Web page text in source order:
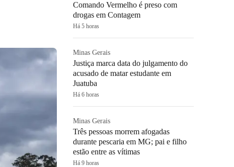
Comando Vermelho é preso com
drogas em Contagem
Há 5 horas
Minas Gerais
Justiça marca data do julgamento do
acusado de matar estudante em
Juatuba
Há 6 horas
Minas Gerais
Três pessoas morrem afogadas
durante pescaria em MG; pai e filho
estão entre as vítimas
Há 9 horas